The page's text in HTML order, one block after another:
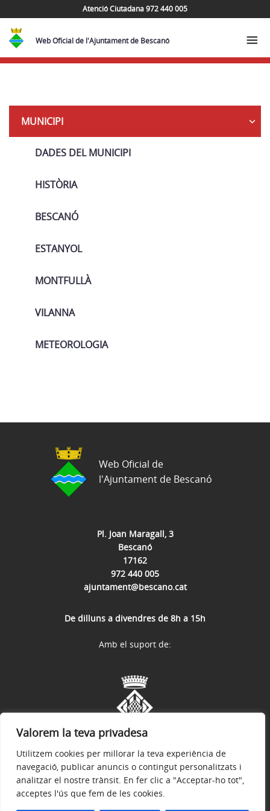
Valorem la teva privadesa
Utilitzem cookies per millorar la teva experiència de
navegació, publicar anuncis o contingut personalitzats i
analitzar el nostre trànsit. En fer clic a "Acceptar-ho tot",
acceptes l'ús que fem de les cookies.
Atenció Ciutadana 972 440 005
Web Oficial de l'Ajuntament de Bescanó
Seguretat
MUNICIPI
DADES DEL MUNICIPI
HISTÒRIA
BESCANÓ
ESTANYOL
MONTFULLÀ
VILANNA
METEOROLOGIA
Pl. Joan Maragall, 3
Bescanó
17162
972 440 005
ajuntament@bescano.cat
De dilluns a divendres de 8h a 15h
Web Oficial de
l'Ajuntament de Bescanó
Avís legal Política de privacitat
Amb el suport de: